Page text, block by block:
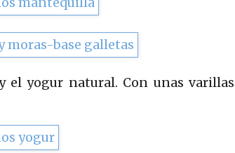
el yogur natural. Con unas varillas